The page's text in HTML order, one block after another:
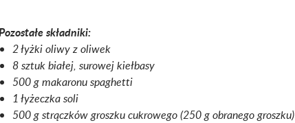
składniki:
2 łyżki oliwy z oliwek
8 sztuk białej, surowej kiełbasy
500 g makaronu spaghetti
1 łyżeczka soli
500 g strączków groszku cukrowego (250 g obranego groszku)